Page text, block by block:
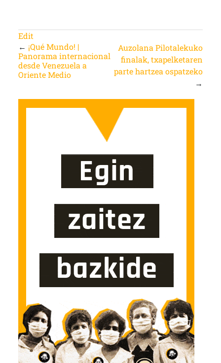
Edit
← ¡Qué Mundo! |
Panorama internacional
desde Venezuela a
Oriente Medio
Auzolana Pilotalekuko
finalak, txapelketaren
parte hartzea ospatzeko
→